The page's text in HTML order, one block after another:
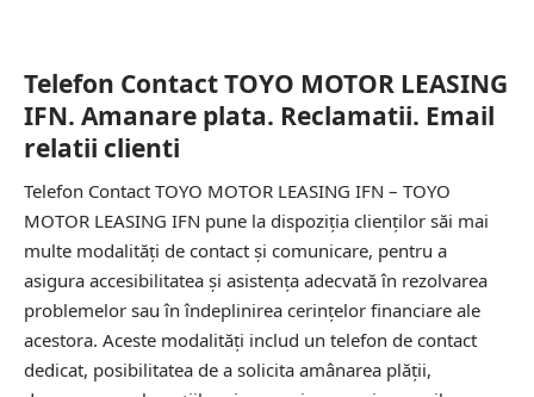
Telefon Contact TOYO MOTOR LEASING
IFN. Amanare plata. Reclamatii. Email
relatii clienti
Telefon Contact TOYO MOTOR LEASING IFN – TOYO
MOTOR LEASING IFN pune la dispoziția clienților săi mai
multe modalități de contact și comunicare, pentru a
asigura accesibilitatea și asistența adecvată în rezolvarea
problemelor sau în îndeplinirea cerințelor financiare ale
acestora. Aceste modalități includ un telefon de contact
dedicat, posibilitatea de a solicita amânarea plății,